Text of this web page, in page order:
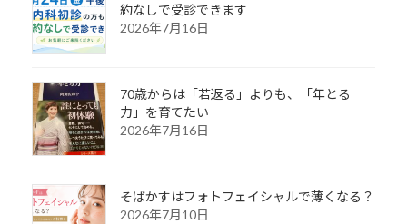
約なしで受診できます
2026年7月16日
70歳からは「若返る」よりも、「年とる
力」を育てたい
2026年7月16日
そばかすはフォトフェイシャルで薄くなる？
2026年7月10日